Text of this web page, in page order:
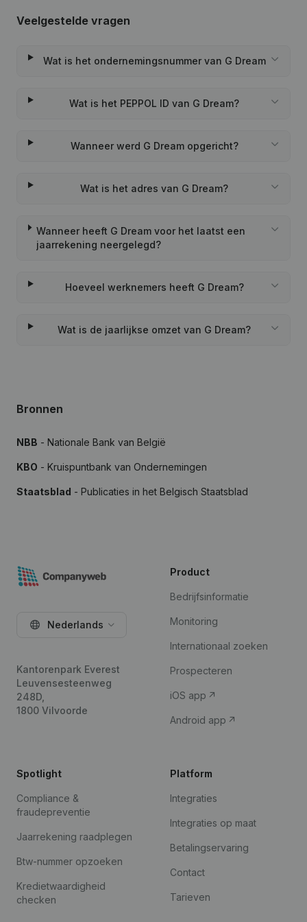
Veelgestelde vragen
Wat is het ondernemingsnummer van G Dream
Wat is het PEPPOL ID van G Dream?
Wanneer werd G Dream opgericht?
Wat is het adres van G Dream?
Wanneer heeft G Dream voor het laatst een
jaarrekening neergelegd?
Hoeveel werknemers heeft G Dream?
Wat is de jaarlijkse omzet van G Dream?
Bronnen
NBB - Nationale Bank van België
KBO - Kruispuntbank van Ondernemingen
Staatsblad - Publicaties in het Belgisch Staatsblad
Nederlands
Kantorenpark Everest
Leuvensesteenweg
248D,
1800 Vilvoorde
Product
Bedrijfsinformatie
Monitoring
Internationaal zoeken
Prospecteren
iOS app
Android app
Spotlight
Compliance &
fraudepreventie
Jaarrekening raadplegen
Btw-nummer opzoeken
Kredietwaardigheid
checken
Platform
Integraties
Integraties op maat
Betalingservaring
Contact
Tarieven